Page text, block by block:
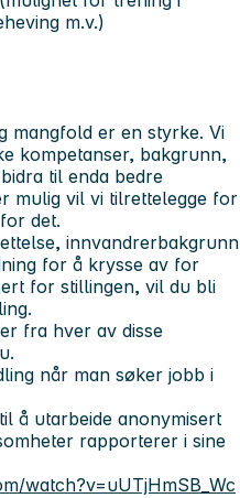
m.v.)
mangfold er en styrke. Vi
kompetanser, bakgrunn,
til enda bedre
mulig vil vi tilrettelegge for
det.
innvandrerbakgrunn
for å krysse av for
for stillingen, vil du bli
fra hver av disse
når man søker jobb i
å utarbeide anonymisert
rapporterer i sine
watch?v=uUTjHmSB_Wc